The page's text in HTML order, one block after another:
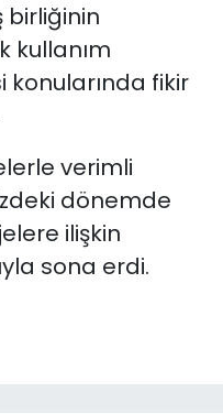
birliğinin
kullanım
konularında fikir
verimli
dönemde
ilişkin
sona erdi.